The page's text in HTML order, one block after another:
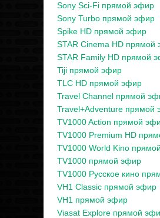
Sony Sci-Fi прямой эфир
Sony Turbo прямой эфир
Spike HD прямой эфир
STAR Cinema HD прямой
STAR Family HD прямой
Tiji прямой эфир
TLC HD прямой эфир
Travel Channel прямой
Travel+Adventure прямой
TV1000 Action прямой
TV1000 Premium HD
TV1000 World Kino
TV1000 прямой эфир
TV1000 Русское кино
VH1 Classic прямой эфир
VH1 прямой эфир
Viasat Explore прямой